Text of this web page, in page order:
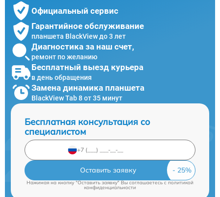
Официальный сервис
Гарантийное обслуживание
планшета BlackView до 3 лет
Диагностика за наш счет,
ремонт по желанию
Бесплатный выезд курьера
в день обращения
Замена динамика планшета
BlackView Tab 8 от 35 минут
Бесплатная консультация со
специалистом
Оставить заявку
Нажимая на кнопку "Оставить заявку" Вы соглашаетесь cполитикой
конфиденциальности